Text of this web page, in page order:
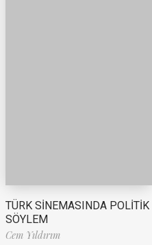
TÜRK SİNEMASINDA POLİTİK
SÖYLEM
Cem Yıldırım